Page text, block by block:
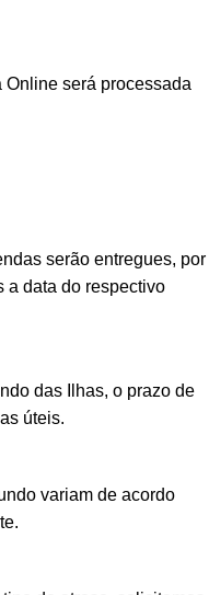
será processada
serão entregues, por
a data do respectivo
das Ilhas, o prazo de
úteis.
variam de acordo